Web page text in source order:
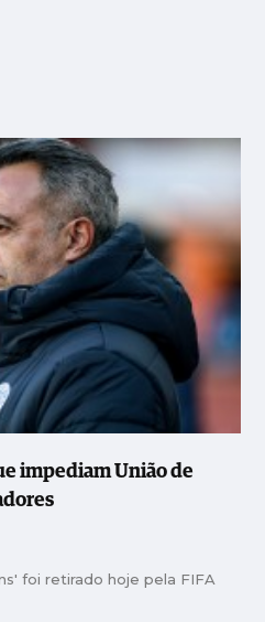
impediam União de
foi retirado hoje pela FIFA